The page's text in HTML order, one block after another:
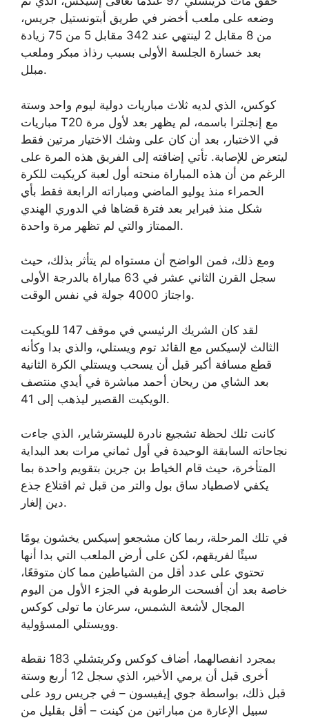
وضعه على ملعب أخضر في طريق أبتونستيل جريس،
من 8 مقابل 2 لينتهي عند 342 مقابل 5 من 75 زيادة
بعد خسارة الجلسة الأولى بسبب رذاذ مبكر وملعب
مبلل.
كوكس، الذي لديه ثلاث مباريات دولية ليوم واحد وستة
مباريات T20 مع إنجلترا باسمه، لم يظهر بعد لأول مرة
في الاختبار، بعد أن كان على وشك الاختيار مرتين فقط
ليتعرض للإصابة. تأتي إضافته إلى الفريق هذه المرة على
الرغم من أن هذه المباراة منحته أول لعبة كريكيت للكرة
الحمراء منذ يوليو الماضي ومباراته الرابعة فقط بأي
شكل منذ فبراير بعد فترة قضاها في الدوري الهندي
الممتاز والتي لم تظهر مرة واحدة.
ومع ذلك، فمن الواضح أن مستواه لم يتأثر بذلك، حيث
سجل القرن الثاني عشر في 63 مباراة بالدرجة الأولى
واجتاز 4000 جولة في نفس الوقت.
لقد كان الشريك الرئيسي في موقف 147 للويكيت
الثالث لإسيكس مع القائد توم ويستلي، والذي بدا وكأنه
قطع مسافة أكبر قبل أن يسحب ويستلي الكرة الثانية
بعد الشاي من ريحان أحمد مباشرة في أيدي منتصف
الويكيت القصير ليذهب إلى 41.
كانت تلك لحظة تشجيع نادرة لليسترشاير، الذي جاءت
نجاحاته السابقة الوحيدة في أول ثماني مرات بعد البداية
المتأخرة، حيث قام الخياط بن جرين بتقويم واحدة بما
يكفي لاصطياد ساق بول والتر من قبل ثم اقتلاع جذع
دين إلغار.
في تلك المرحلة، ربما كان مشجعو إسيكس يخشون يومًا
سيئًا لفريقهم، لكن على أرض الملعب التي بدا أنها
تحتوي على عدد أقل من الشياطين مما كان متوقعًا،
خاصة بعد أن أفسحت الرطوبة في الجزء الأول من اليوم
المجال لأشعة الشمس، سرعان ما تولى كوكس
وويستلي المسؤولية.
بمجرد انفصالهما، أضاف كوكس وكريتشلي 183 نقطة
أخرى قبل أن يرمي الأخير، الذي سجل 12 أربع وستة
قبل ذلك، بواسطة جوي إيفيسون – في جريس رود على
سبيل الإعارة من مباراتين من كينت – أقل بقليل من